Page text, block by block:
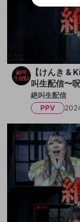
しかし、通され
体が布団に寝か
「ああ、気にし
ちょうど一昨日
よ。」
にこやかにそう
不穏な雰囲気を
様子を見に行く
ばかりの笑顔の
手に握られた包
る！
「えへへ。えへ
【けんき &
叫生配信〜
絶叫生配信
PPV
mellow-fan
サービス
で、次に
け取
mellow-fan
サービス
で、次に
出会
ねず
誤解
ゲー
改造版
その
します。
外部サー